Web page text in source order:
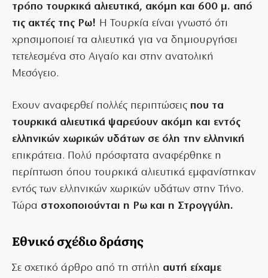
τρόπο τουρκικά αλιευτικά, ακόμη και 600 μ. από
τις ακτές της Ρω! Η Τουρκία είναι γνωστό ότι
χρησιμοποιεί τα αλιευτικά για να δημιουργήσει
τετελεσμένα στο Αιγαίο και στην ανατολική
Μεσόγειο.
Εχουν αναφερθεί πολλές περιπτώσειςπου τα
τουρκικά αλιευτικά ψαρεύουν ακόμη και εντός
ελληνικών χωρικών υδάτων σε όλη την ελληνική
επικράτεια. Πολύ πρόσφτατα αναφέρθηκε η
περίπτωση όπου τουρκικά αλιευτικά εμφανίστηκαν
εντός των ελληνικών χωρικών υδάτων στην Τήνο.
Τώρα στοχοποιούνται η Ρω και η Στρογγύλη.
Eθνικό σχέδιο δράσης
Σε σχετικό άρθρο από τη στήλη αυτή είχαμε